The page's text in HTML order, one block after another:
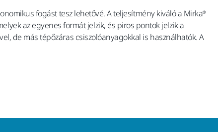
fogást tesz lehetővé. A teljesítmény kiváló a Mirka®
az egyenes formát jelzik, és piros pontok jelzik a
de más tépőzáras csiszolóanyagokkal is használhatók. A